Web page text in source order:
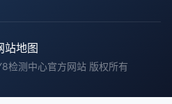
站地图
检测中心官方网站 版权所有